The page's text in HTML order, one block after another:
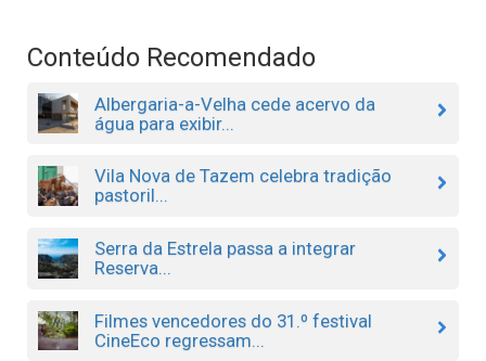
Conteúdo Recomendado
Albergaria-a-Velha cede acervo da
água para exibir...
Vila Nova de Tazem celebra tradição
pastoril...
Serra da Estrela passa a integrar
Reserva...
Filmes vencedores do 31.º festival
CineEco regressam...